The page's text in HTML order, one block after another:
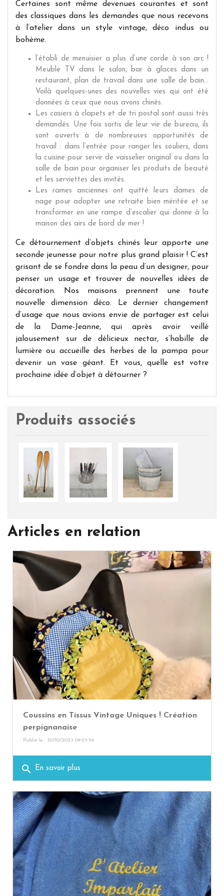
Certaines sont même devenues courantes et sont
des classiques dans les demandes que nous recevons
à l’atelier dans un style vintage, déco indus ou
bohème.
l’établi de menuisier a plus d’une corde à son arc !
Meuble TV dans le salon, bar à glaces dans un
restaurant, plan de travail dans une salle de bain...
Voilà quelques-unes des nouvelles vies qui ont été
données à ceux que nous avons chinés.
Les casiers à clapets et de tri postal sont aussi très
demandés. Une fois sortis de leur vie de bureau, ils
sont ouverts à de nombreuses opportunités de
travail : dans l’entrée pour ranger les souliers, dans
la cuisine pour servir de vaisselier original ou dans la
salle de bain pour organiser les produits de beauté
et les serviettes des invités.
Les rames anciennes ont quitté leurs dames de
nage pour adopter une retraite bien méritée et se
transformer en une rampe d’escalier qui donne à la
maison des airs de bord de mer !
Ce détournement d’objets chinés leur apporte une
seconde jeunesse pour notre plus grand plaisir ! C’est
grisant de se fondre dans la peau d’un designer, pour
penser un usage et trouver de nouvelles idées de
décoration. Nos maisons prennent une toute
nouvelle dimension déco. Le dernier changement
d’usage que nous avions envie de partager est celui
de la Dame-Jeanne, qui après avoir veillé
jalousement sur de délicieux nectar, s’habille de
lumière ou accueille des herbes de la pampa pour
devenir un vase géant. Et vous, quelle est votre
prochaine idée d’objet à détourner ?
Produits associés
Articles en relation
Coussins en Tissus Vintage Uniques ! Création
perpignanaise
Publié le : 30/10/2023 09:23:56
search En savoir plus